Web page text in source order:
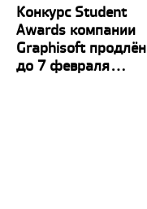
Конкурс Student
Awards компании
Graphisoft продлён
до 7 февраля...